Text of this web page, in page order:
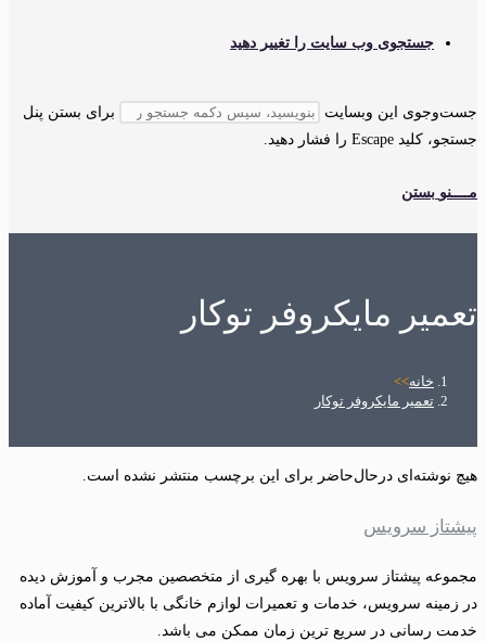
جستجوی وب سایت را تغییر دهید
جست‌وجوی این وبسایت
برای بستن پنل
جستجو، کلید Escape را فشار دهید.
مــــنو بستن
تعمیر مایکروفر توکار
خانه>>
تعمیر مایکروفر توکار
هیچ نوشته‌ای درحال‌حاضر برای این برچسب منتشر نشده است.
پیشتاز سرویس
مجموعه پیشتاز سرویس با بهره گیری از متخصصین مجرب و آموزش دیده
در زمینه سرویس، خدمات و تعمیرات لوازم خانگی با بالاترین کیفیت آماده
خدمت رسانی در سریع ترین زمان ممکن می باشد.